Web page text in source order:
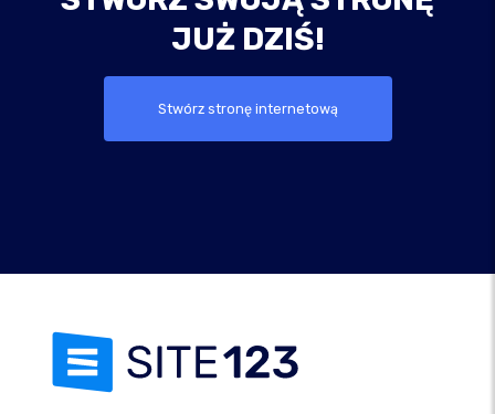
JUŻ DZIŚ!
Stwórz stronę internetową